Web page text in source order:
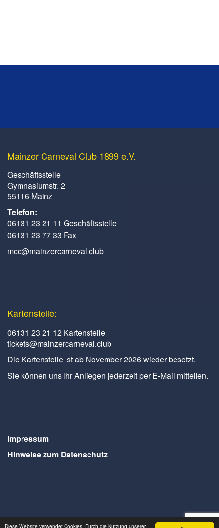
Diese Website verwendet Cookies. Durch die Nutzung unserer
Mainzer Carneval Club 1899 e.V.
Geschäftsstelle
Gymnasiumstr. 2
55116 Mainz
Telefon:
06131 23 21 11 Geschäftsstelle
06131 23 77 33 Fax
mcc@mainzercarneval.club
Kartenstelle:
06131 23 21 12 Kartenstelle
tickets@mainzercarneval.club
Die Kartenstelle ist ab November 2026 wieder besetzt.
Sie können uns Ihr Anliegen jederzeit per E-Mail mitteilen.
Impressum
Hinweise zum Datenschutz